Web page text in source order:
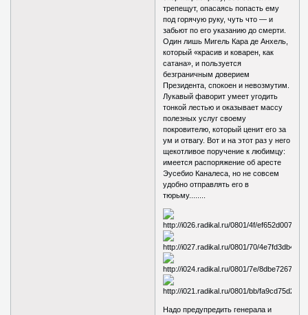
трепещут, опасаясь попасть ему
под горячую руку, чуть что — и
забьют по его указанию до смерти.
Один лишь Мигель Кара де Анхель,
который «красив и коварен, как
сатана», и пользуется
безграничным доверием
Президента, спокоен и невозмутим.
Лукавый фаворит умеет угодить
тонкой лестью и оказывает массу
полезных услуг своему
покровителю, который ценит его за
ум и отвагу. Вот и на этот раз у него
щекотливое поручение к любимцу:
имеется распоряжение об аресте
Эусебио Каналеса, но не совсем
удобно отправлять его в
тюрьму........
Надо предупредить генерала и